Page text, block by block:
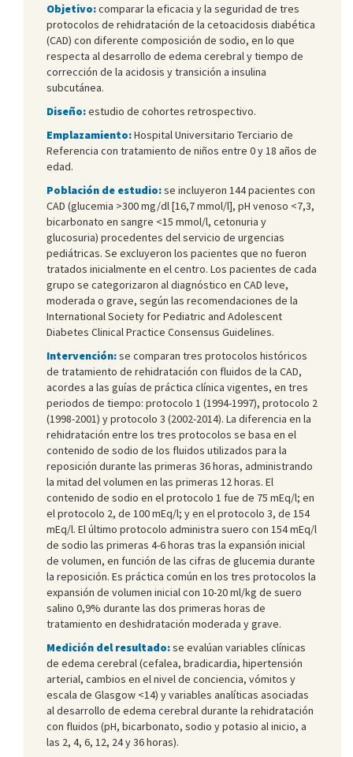
Objetivo:comparar la eficacia y la seguridad de tres
protocolos de rehidratación de la cetoacidosis diabética
(CAD) con diferente composición de sodio, en lo que
respecta al desarrollo de edema cerebral y tiempo de
corrección de la acidosis y transición a insulina
subcutánea.
Diseño:estudio de cohortes retrospectivo.
Emplazamiento:Hospital Universitario Terciario de
Referencia con tratamiento de niños entre 0 y 18 años de
edad.
Población de estudio:se incluyeron 144 pacientes con
CAD (glucemia >300 mg/dl [16,7 mmol/l], pH venoso <7,3,
bicarbonato en sangre <15 mmol/l, cetonuria y
glucosuria) procedentes del servicio de urgencias
pediátricas. Se excluyeron los pacientes que no fueron
tratados inicialmente en el centro. Los pacientes de cada
grupo se categorizaron al diagnóstico en CAD leve,
moderada o grave, según las recomendaciones de la
International Society for Pediatric and Adolescent
Diabetes Clinical Practice Consensus Guidelines.
Intervención:se comparan tres protocolos históricos
de tratamiento de rehidratación con fluidos de la CAD,
acordes a las guías de práctica clínica vigentes, en tres
periodos de tiempo: protocolo 1 (1994-1997), protocolo 2
(1998-2001) y protocolo 3 (2002-2014). La diferencia en la
rehidratación entre los tres protocolos se basa en el
contenido de sodio de los fluidos utilizados para la
reposición durante las primeras 36 horas, administrando
la mitad del volumen en las primeras 12 horas. El
contenido de sodio en el protocolo 1 fue de 75 mEq/l; en
el protocolo 2, de 100 mEq/l; y en el protocolo 3, de 154
mEq/l. El último protocolo administra suero con 154 mEq/l
de sodio las primeras 4-6 horas tras la expansión inicial
de volumen, en función de las cifras de glucemia durante
la reposición. Es práctica común en los tres protocolos la
expansión de volumen inicial con 10-20 ml/kg de suero
salino 0,9% durante las dos primeras horas de
tratamiento en deshidratación moderada y grave.
Medición del resultado:se evalúan variables clínicas
de edema cerebral (cefalea, bradicardia, hipertensión
arterial, cambios en el nivel de conciencia, vómitos y
escala de Glasgow <14) y variables analíticas asociadas
al desarrollo de edema cerebral durante la rehidratación
con fluidos (pH, bicarbonato, sodio y potasio al inicio, a
las 2, 4, 6, 12, 24 y 36 horas).